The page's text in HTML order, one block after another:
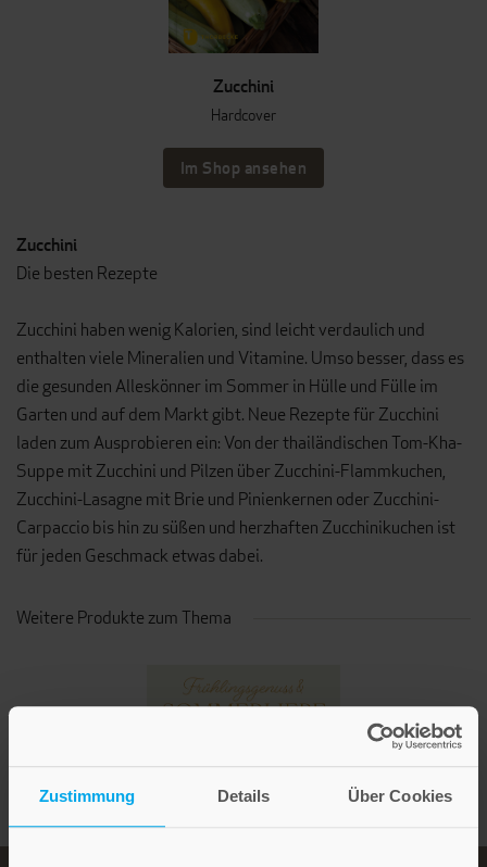
Zustimmung Details Über Cookies
Zucchini
Hardcover
Im Shop ansehen
Zucchini
Die besten Rezepte
Zucchini haben wenig Kalorien, sind leicht verdaulich und
enthalten viele Mineralien und Vitamine. Umso besser, dass es
die gesunden Alleskönner im Sommer in Hülle und Fülle im
Garten und auf dem Markt gibt. Neue Rezepte für Zucchini
laden zum Ausprobieren ein: Von der thailändischen Tom-Kha-
Suppe mit Zucchini und Pilzen über Zucchini-Flammkuchen,
Zucchini-Lasagne mit Brie und Pinienkernen oder Zucchini-
Carpaccio bis hin zu süßen und herzhaften Zucchinikuchen ist
für jeden Geschmack etwas dabei.
Weitere Produkte zum Thema